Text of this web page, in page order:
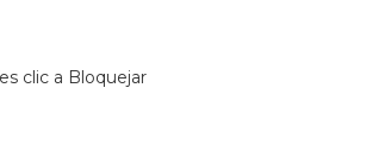
clic a Bloquejar